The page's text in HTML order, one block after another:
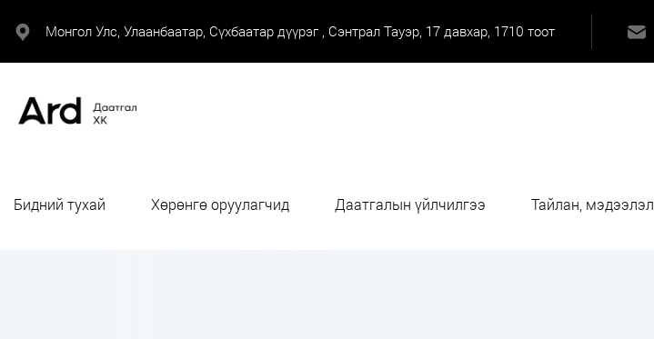
Монгол Улс, Улаанбаатар, Сүхбаатар дүүрэг , Сэнтрал Тауэр, 17 давхар, 1710 тоот
Бидний тухай Хөрөнгө оруулагчид Даатгалын үйлчилгээ Тайлан, мэдээлэл